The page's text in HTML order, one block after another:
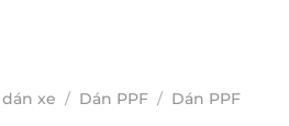
xe / Dán PPF / Dán PPF